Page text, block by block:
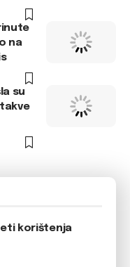
na
su
korištenja